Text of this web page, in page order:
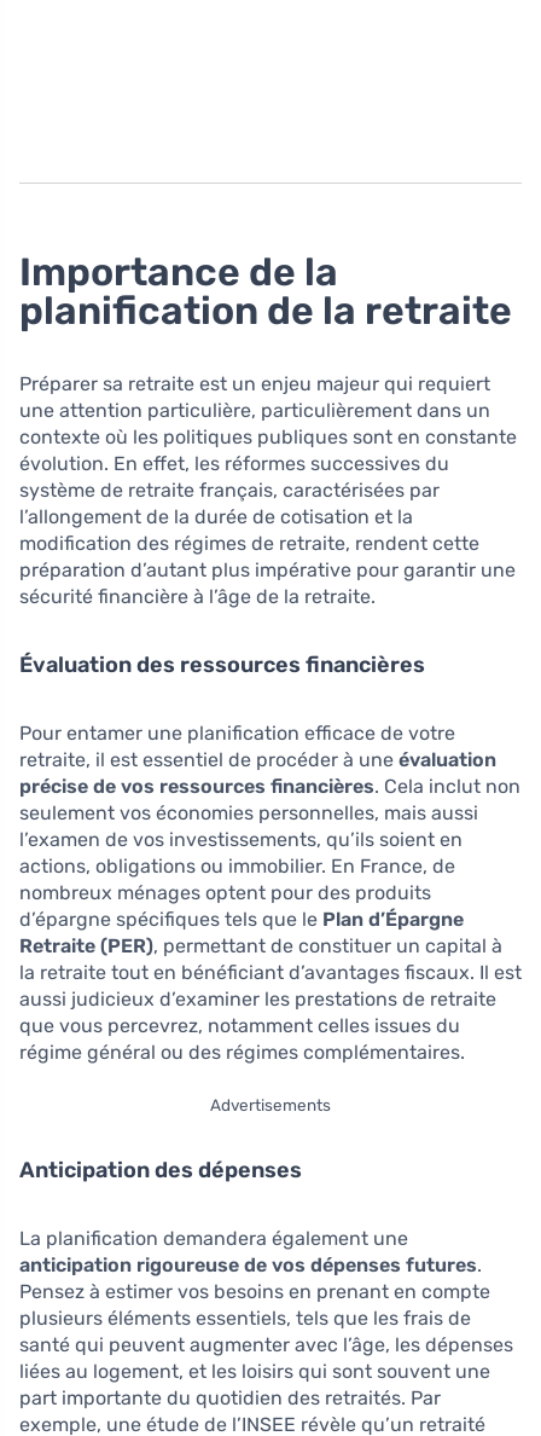
Importance de la
planification de la retraite
Préparer sa retraite est un enjeu majeur qui requiert
une attention particulière, particulièrement dans un
contexte où les politiques publiques sont en constante
évolution. En effet, les réformes successives du
système de retraite français, caractérisées par
l’allongement de la durée de cotisation et la
modification des régimes de retraite, rendent cette
préparation d’autant plus impérative pour garantir une
sécurité financière à l’âge de la retraite.
Évaluation des ressources financières
Pour entamer une planification efficace de votre
retraite, il est essentiel de procéder à une évaluation
précise de vos ressources financières. Cela inclut non
seulement vos économies personnelles, mais aussi
l’examen de vos investissements, qu’ils soient en
actions, obligations ou immobilier. En France, de
nombreux ménages optent pour des produits
d’épargne spécifiques tels que le Plan d’Épargne
Retraite (PER), permettant de constituer un capital à
la retraite tout en bénéficiant d’avantages fiscaux. Il est
aussi judicieux d’examiner les prestations de retraite
que vous percevrez, notamment celles issues du
régime général ou des régimes complémentaires.
Advertisements
Anticipation des dépenses
La planification demandera également une
anticipation rigoureuse de vos dépenses futures.
Pensez à estimer vos besoins en prenant en compte
plusieurs éléments essentiels, tels que les frais de
santé qui peuvent augmenter avec l’âge, les dépenses
liées au logement, et les loisirs qui sont souvent une
part importante du quotidien des retraités. Par
exemple, une étude de l’INSEE révèle qu’un retraité